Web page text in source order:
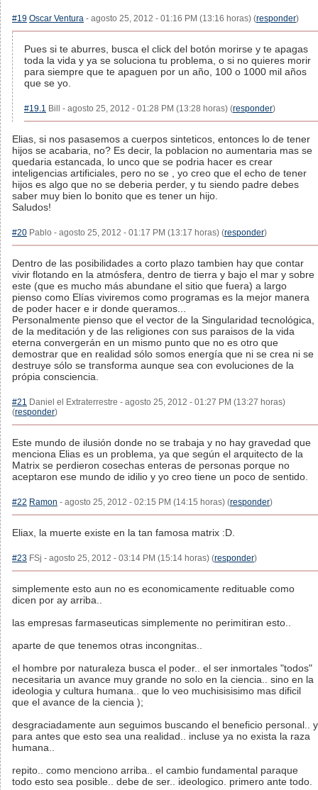
#19 Oscar Ventura - agosto 25, 2012 - 01:16 PM (13:16 horas) (responder)
Pues si te aburres, busca el click del botón morirse y te apagas
toda la vida y ya se soluciona tu problema, o si no quieres morir
para siempre que te apaguen por un año, 100 o 1000 mil años
que se yo.
#19.1 Bill - agosto 25, 2012 - 01:28 PM (13:28 horas) (responder)
Elias, si nos pasasemos a cuerpos sinteticos, entonces lo de tener
hijos se acabaria, no? Es decir, la poblacion no aumentaria mas se
quedaria estancada, lo unco que se podria hacer es crear
inteligencias artificiales, pero no se , yo creo que el echo de tener
hijos es algo que no se deberia perder, y tu siendo padre debes
saber muy bien lo bonito que es tener un hijo.
Saludos!
#20 Pablo - agosto 25, 2012 - 01:17 PM (13:17 horas) (responder)
Dentro de las posibilidades a corto plazo tambien hay que contar
vivir flotando en la atmósfera, dentro de tierra y bajo el mar y sobre
este (que es mucho más abundane el sitio que fuera) a largo
pienso como Elías viviremos como programas es la mejor manera
de poder hacer e ir donde queramos...
Personalmente pienso que el vector de la Singularidad tecnológica,
de la meditación y de las religiones con sus paraisos de la vida
eterna convergerán en un mismo punto que no es otro que
demostrar que en realidad sólo somos energía que ni se crea ni se
destruye sólo se transforma aunque sea con evoluciones de la
própia consciencia.
#21 Daniel el Extraterrestre - agosto 25, 2012 - 01:27 PM (13:27 horas)
(responder)
Este mundo de ilusión donde no se trabaja y no hay gravedad que
menciona Elias es un problema, ya que según el arquitecto de la
Matrix se perdieron cosechas enteras de personas porque no
aceptaron ese mundo de idilio y yo creo tiene un poco de sentido.
#22 Ramon - agosto 25, 2012 - 02:15 PM (14:15 horas) (responder)
Eliax, la muerte existe en la tan famosa matrix :D.
#23 FSj - agosto 25, 2012 - 03:14 PM (15:14 horas) (responder)
simplemente esto aun no es economicamente redituable como
dicen por ay arriba..
las empresas farmaseuticas simplemente no perimitiran esto..
aparte de que tenemos otras incongnitas..
el hombre por naturaleza busca el poder.. el ser inmortales "todos"
necesitaria un avance muy grande no solo en la ciencia.. sino en la
ideologia y cultura humana.. que lo veo muchisisisimo mas dificil
que el avance de la ciencia );
desgraciadamente aun seguimos buscando el beneficio personal.. y
para antes que esto sea una realidad.. incluse ya no exista la raza
humana..
repito.. como menciono arriba.. el cambio fundamental paraque
todo esto sea posible.. debe de ser.. ideologico. primero ante todo.